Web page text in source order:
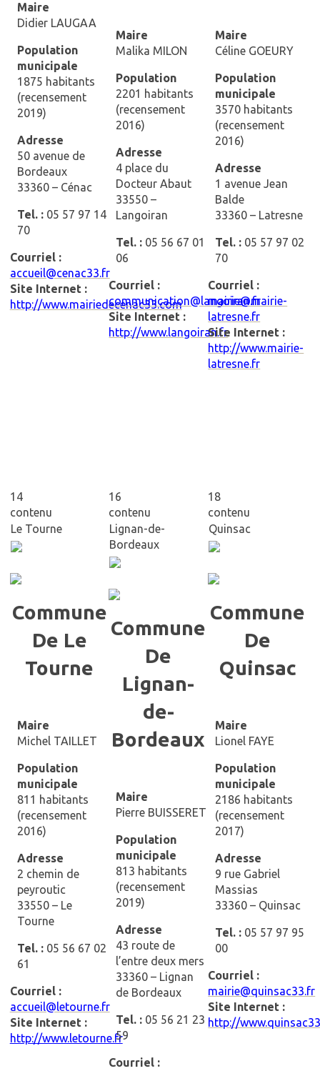
Maire
Didier LAUGAA
Population
municipale
1875 habitants
(recensement
2019)
Adresse
50 avenue de
Bordeaux
33360 – Cénac
Tel. :05 57 97 14
70
Courriel :
accueil@cenac33.fr
Site Internet :
http://www.mairiedecenac33.com
Maire
Malika MILON
Population
2201 habitants
(recensement
2016)
Adresse
4 place du
Docteur Abaut
33550 –
Langoiran
Tel. : 05 56 67 01
06
Courriel :
communication@langoiran.fr
Site Internet :
http://www.langoiran.fr
Maire
Céline GOEURY
Population
municipale
3570 habitants
(recensement
2016)
Adresse
1 avenue Jean
Balde
33360 – Latresne
Tel. : 05 57 97 02
70
Courriel :
mairie@mairie-
latresne.fr
Site Internet :
http://www.mairie-
latresne.fr
14
contenu
Le Tourne
Commune
De Le
Tourne
Maire
Michel TAILLET
Population
municipale
811 habitants
(recensement
2016)
Adresse
2 chemin de
peyroutic
33550 – Le
Tourne
Tel. :05 56 67 02
61
Courriel :
accueil@letourne.fr
Site Internet :
http://www.letourne.fr
16
contenu
Lignan-de-
Bordeaux
Commune
De
Lignan-
de-
Bordeaux
Maire
Pierre BUISSERET
Population
municipale
813 habitants
(recensement
2019)
Adresse
43 route de
l’entre deux mers
33360 – Lignan
de Bordeaux
Tel. : 05 56 21 23
59
Courriel :
18
contenu
Quinsac
Commune
De
Quinsac
Maire
Lionel FAYE
Population
municipale
2186 habitants
(recensement
2017)
Adresse
9 rue Gabriel
Massias
33360 – Quinsac
Tel. : 05 57 97 95
00
Courriel :
mairie@quinsac33.fr
Site Internet :
http://